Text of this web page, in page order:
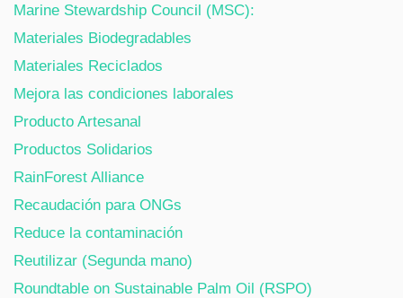
Marine Stewardship Council (MSC):
Materiales Biodegradables
Materiales Reciclados
Mejora las condiciones laborales
Producto Artesanal
Productos Solidarios
RainForest Alliance
Recaudación para ONGs
Reduce la contaminación
Reutilizar (Segunda mano)
Roundtable on Sustainable Palm Oil (RSPO)